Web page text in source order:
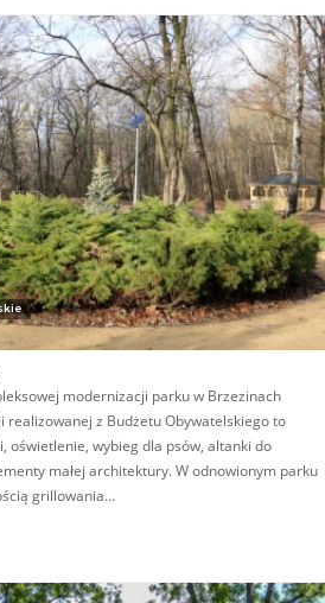
modernizacji parku w Brzezinach
realizowanej z Budżetu Obywatelskiego to
oświetlenie, wybieg dla psów, altanki do
małej architektury. W odnowionym parku
grillowania…